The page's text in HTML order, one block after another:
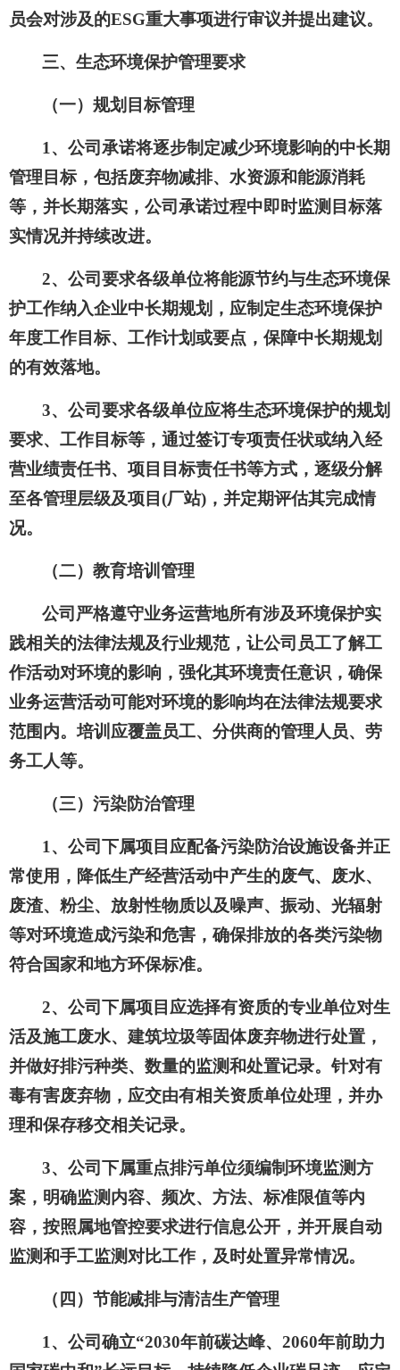
员会对涉及的ESG重大事项进行审议并提出建议。
三、生态环境保护管理要求
（一）规划目标管理
1、公司承诺将逐步制定减少环境影响的中长期
管理目标，包括废弃物减排、水资源和能源消耗
等，并长期落实，公司承诺过程中即时监测目标落
实情况并持续改进。
2、公司要求各级单位将能源节约与生态环境保
护工作纳入企业中长期规划，应制定生态环境保护
年度工作目标、工作计划或要点，保障中长期规划
的有效落地。
3、公司要求各级单位应将生态环境保护的规划
要求、工作目标等，通过签订专项责任状或纳入经
营业绩责任书、项目目标责任书等方式，逐级分解
至各管理层级及项目(厂站)，并定期评估其完成情
况。
（二）教育培训管理
公司严格遵守业务运营地所有涉及环境保护实
践相关的法律法规及行业规范，让公司员工了解工
作活动对环境的影响，强化其环境责任意识，确保
业务运营活动可能对环境的影响均在法律法规要求
范围内。培训应覆盖员工、分供商的管理人员、劳
务工人等。
（三）污染防治管理
1、公司下属项目应配备污染防治设施设备并正
常使用，降低生产经营活动中产生的废气、废水、
废渣、粉尘、放射性物质以及噪声、振动、光辐射
等对环境造成污染和危害，确保排放的各类污染物
符合国家和地方环保标准。
2、公司下属项目应选择有资质的专业单位对生
活及施工废水、建筑垃圾等固体废弃物进行处置，
并做好排污种类、数量的监测和处置记录。针对有
毒有害废弃物，应交由有相关资质单位处理，并办
理和保存移交相关记录。
3、公司下属重点排污单位须编制环境监测方
案，明确监测内容、频次、方法、标准限值等内
容，按照属地管控要求进行信息公开，并开展自动
监测和手工监测对比工作，及时处置异常情况。
（四）节能减排与清洁生产管理
1、公司确立“2030年前碳达峰、2060年前助力